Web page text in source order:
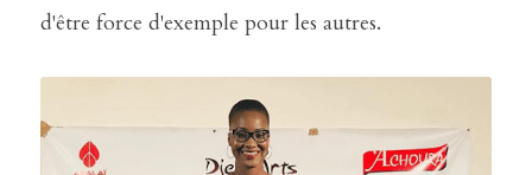
d'être force d'exemple pour les autres.